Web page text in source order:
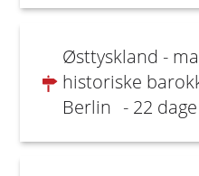
Østtyskland -
historiske
Berlin - 22 dage